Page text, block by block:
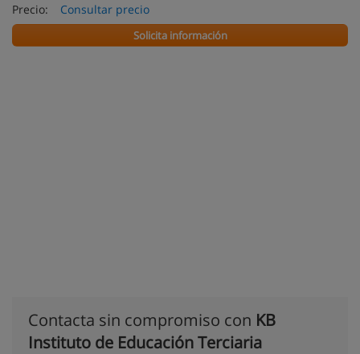
Precio:
Consultar precio
Solicita información
Contacta sin compromiso con KB
Instituto de Educación Terciaria